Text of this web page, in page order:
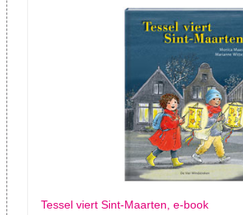
Tessel viert Sint-Maarten, e-book